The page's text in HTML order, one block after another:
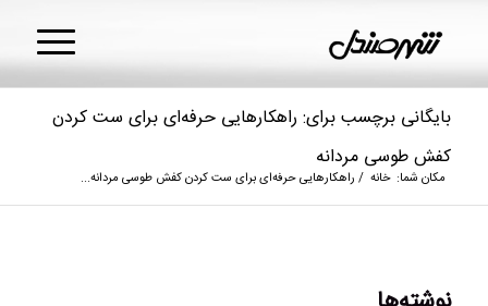
بایگانی برچسب برای: راهکارهایی حرفه‌ای برای ست کردن
کفش طوسی مردانه
مکان شما: خانه / راهکارهایی حرفه‌ای برای ست کردن کفش طوسی مردانه...